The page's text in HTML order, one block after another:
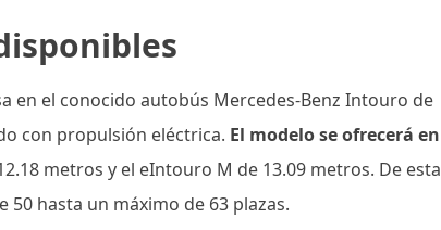
en el conocido autobús Mercedes-Benz Intouro de
con propulsión eléctrica. El modelo se ofrecerá en
metros y el eIntouro M de 13.09 metros. De esta
hasta un máximo de 63 plazas.